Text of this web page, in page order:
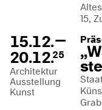
15,
15.12.—
20.12.25
Architektur
Ausstellung
Kunst